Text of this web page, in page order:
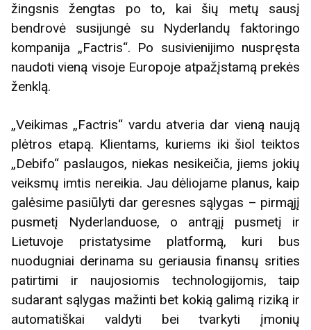
žingsnis žengtas po to, kai šių metų sausį
bendrovė susijungė su Nyderlandų faktoringo
kompanija „Factris“. Po susivienijimo nuspręsta
naudoti vieną visoje Europoje atpažįstamą prekės
ženklą.
„Veikimas „Factris“ vardu atveria dar vieną naują
plėtros etapą. Klientams, kuriems iki šiol teiktos
„Debifo“ paslaugos, niekas nesikeičia, jiems jokių
veiksmų imtis nereikia. Jau dėliojame planus, kaip
galėsime pasiūlyti dar geresnes sąlygas – pirmąjį
pusmetį Nyderlanduose, o antrąjį pusmetį ir
Lietuvoje pristatysime platformą, kuri bus
nuodugniai derinama su geriausia finansų srities
patirtimi ir naujosiomis technologijomis, taip
sudarant sąlygas mažinti bet kokią galimą riziką ir
automatiškai valdyti bei tvarkyti įmonių